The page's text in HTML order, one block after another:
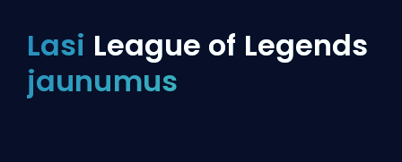
Lasi League of Legends
jaunumus